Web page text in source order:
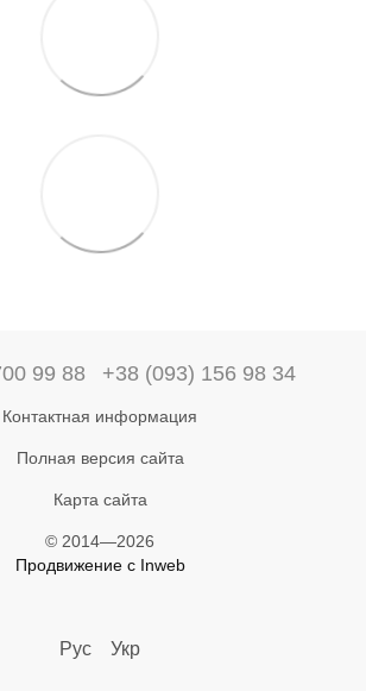
99 88 +38 (093) 156 98 34
Контактная информация
Полная версия сайта
Карта сайта
© 2014—2026
Продвижение с Inweb
Рус Укр